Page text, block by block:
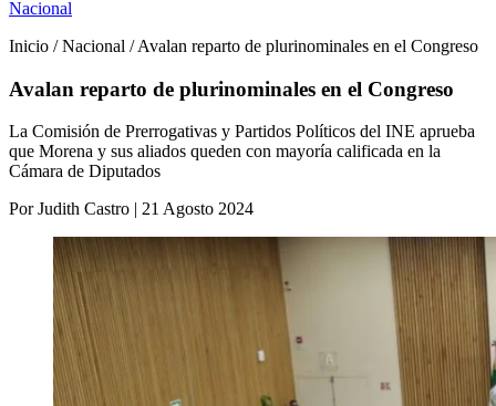
Nacional
Inicio / Nacional / Avalan reparto de plurinominales en el Congreso
Avalan reparto de plurinominales en el Congreso
La Comisión de Prerrogativas y Partidos Políticos del INE aprueba
que Morena y sus aliados queden con mayoría calificada en la
Cámara de Diputados
Por Judith Castro | 21 Agosto 2024